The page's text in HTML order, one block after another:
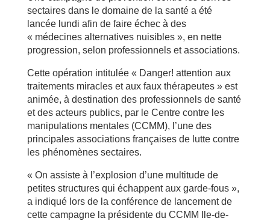
sectaires dans le domaine de la santé a été
lancée lundi afin de faire échec à des
« médecines alternatives nuisibles », en nette
progression, selon professionnels et associations.
Cette opération intitulée « Danger! attention aux
traitements miracles et aux faux thérapeutes » est
animée, à destination des professionnels de santé
et des acteurs publics, par le Centre contre les
manipulations mentales (CCMM), l’une des
principales associations françaises de lutte contre
les phénomènes sectaires.
« On assiste à l’explosion d’une multitude de
petites structures qui échappent aux garde-fous »,
a indiqué lors de la conférence de lancement de
cette campagne la présidente du CCMM Ile-de-